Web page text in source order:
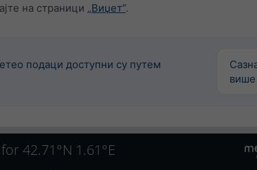
на страници „Виџет“.
подаци доступни су путем
више